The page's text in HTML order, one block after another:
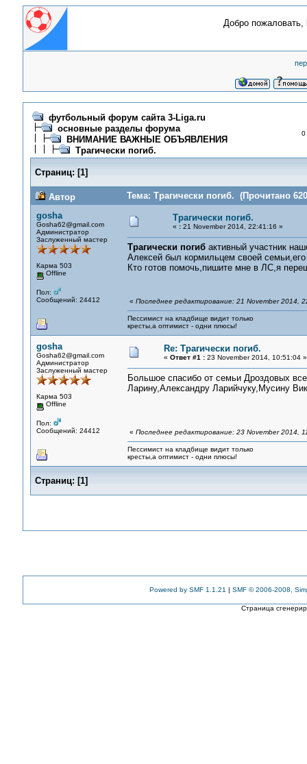
Добро пожаловать,
футбольный форум сайта 3-Liga.ru
основные разделы форума
ВНИМАНИЕ ВАЖНЫЕ ОБЪЯВЛЕНИЯ
Трагически погиб.
0
Страниц: [1]
Автор
Тема: Трагически погиб. (Прочитано
gosha
Gosha62@gmail.com
Администратор
Заслуженный мастер
Карма 503
Offline
Пол:
Сообщений: 24412
Трагически погиб.
« :21 November 2014, 22:41:16 »
Трагически погибактивный участник
Алексей был кормильцем своей
Кто готов помочь,пишите мне в ЛС,я
« Последнее редактирование: 21 November 2014,
Пессимист на кладбище видит только
кресты,а оптимист - одни плюсы!
gosha
Gosha62@gmail.com
Администратор
Заслуженный мастер
Карма 503
Offline
Пол:
Сообщений: 24412
Re: Трагически погиб.
« Ответ #1 :23 November 2014, 10:51:04 »
Большое спасибо от семьи Дроздовых
Ларину,Александру Ларийчуку,Мусину
« Последнее редактирование: 23 November 2014,
Пессимист на кладбище видит только
кресты,а оптимист - одни плюсы!
Страниц: [1]
Powered by SMF 1.1.21 | SMF © 2006-2008,
Страница